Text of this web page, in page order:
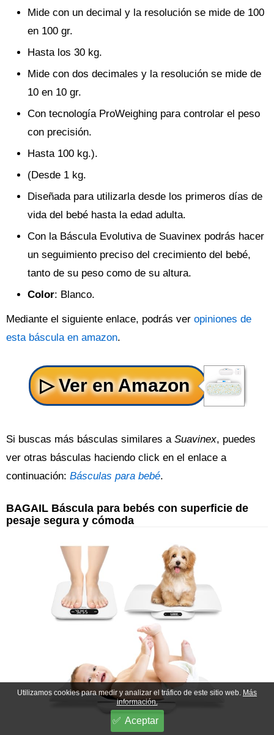
Mide con un decimal y la resolución se mide de 100
en 100 gr.
Hasta los 30 kg.
Mide con dos decimales y la resolución se mide de
10 en 10 gr.
Con tecnología ProWeighing para controlar el peso
con precisión.
Hasta 100 kg.).
(Desde 1 kg.
Diseñada para utilizarla desde los primeros días de
vida del bebé hasta la edad adulta.
Con la Báscula Evolutiva de Suavinex podrás hacer
un seguimiento preciso del crecimiento del bebé,
tanto de su peso como de su altura.
Color: Blanco.
Mediante el siguiente enlace, podrás ver opiniones de
esta báscula en amazon.
Si buscas más básculas similares a Suavinex, puedes
ver otras básculas haciendo click en el enlace a
continuación: Básculas para bebé.
BAGAIL Báscula para bebés con superficie de
pesaje segura y cómoda
Utilizamos cookies para medir y analizar el tráfico de este sitio web. Más
información.
Aceptar